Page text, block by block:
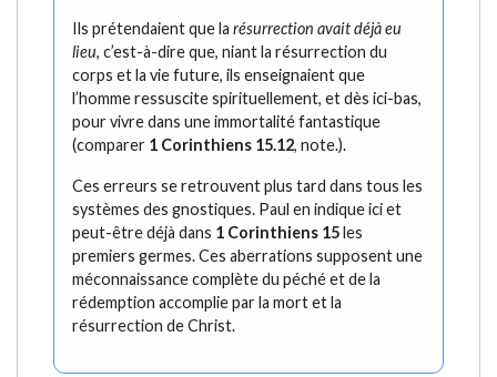
Ils prétendaient que la résurrection avait déjà eu
lieu, c’est-à-dire que, niant la résurrection du
corps et la vie future, ils enseignaient que
l’homme ressuscite spirituellement, et dès ici-bas,
pour vivre dans une immortalité fantastique
(comparer 1 Corinthiens 15.12, note.).
Ces erreurs se retrouvent plus tard dans tous les
systèmes des gnostiques. Paul en indique ici et
peut-être déjà dans 1 Corinthiens 15les
premiers germes. Ces aberrations supposent une
méconnaissance complète du péché et de la
rédemption accomplie par la mort et la
résurrection de Christ.